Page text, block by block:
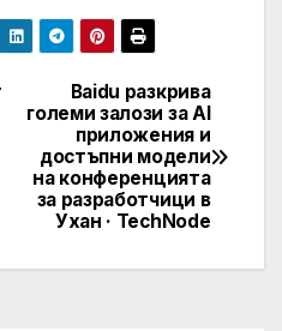
Baidu разкрива
големи залози за AI
приложения и
достъпни модели
на конференцията
за разработчици в
Ухан · TechNode